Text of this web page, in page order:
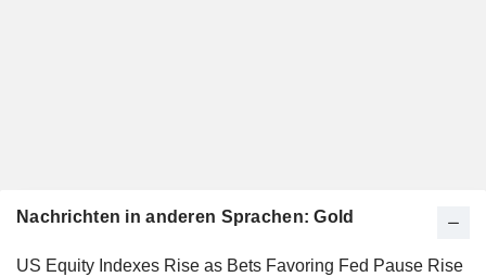
Nachrichten in anderen Sprachen: Gold
US Equity Indexes Rise as Bets Favoring Fed Pause Rise